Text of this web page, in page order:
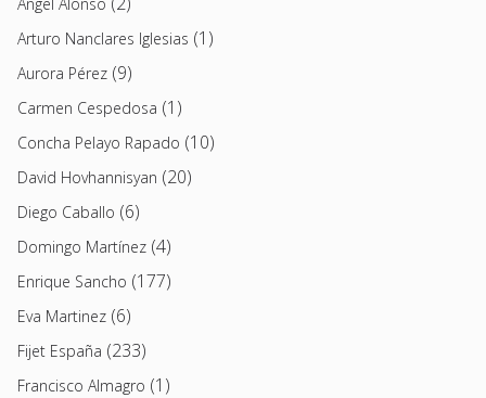
Arturo Nanclares Iglesias (1)
Aurora Pérez (9)
Carmen Cespedosa (1)
Concha Pelayo Rapado (10)
David Hovhannisyan (20)
Diego Caballo (6)
Domingo Martínez (4)
Enrique Sancho (177)
Eva Martinez (6)
Fijet España (233)
Francisco Almagro (1)